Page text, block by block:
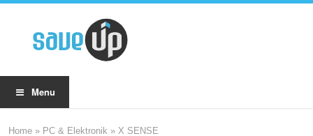
Menu
Home » PC & Elektronik »X SENSE